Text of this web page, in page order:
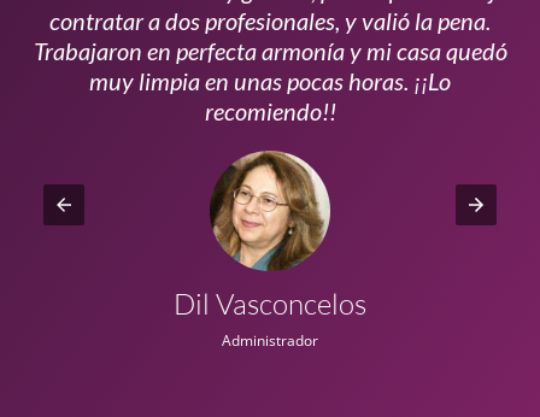
contratar a dos profesionales, y valió la pena.
Trabajaron en perfecta armonía y mi casa quedó
muy limpia en unas pocas horas. ¡¡Lo
recomiendo!!
Dil Vasconcelos
Administrador